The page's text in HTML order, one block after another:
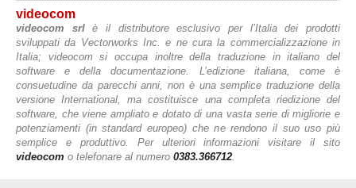
videocom
videocom srlè il distributore esclusivo per l’Italia dei prodotti
sviluppati da Vectorworks Inc. e ne cura la commercializzazione in
Italia; videocom si occupa inoltre della traduzione in italiano del
software e della documentazione. L’edizione italiana, come è
consuetudine da parecchi anni, non è una semplice traduzione della
versione International, ma costituisce una completa riedizione del
software, che viene ampliato e dotato di una vasta serie di migliorie e
potenziamenti (in standard europeo) che ne rendono il suo uso più
semplice e produttivo. Per ulteriori informazioni visitare il sito
videocom o telefonare al numero 0383.366712.